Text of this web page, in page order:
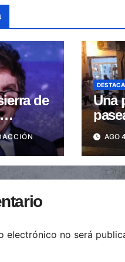
de
Una
AGO
electrónico no será